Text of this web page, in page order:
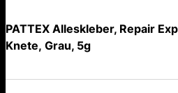
PATTEX Alleskleber, Repair
Knete, Grau, 5g